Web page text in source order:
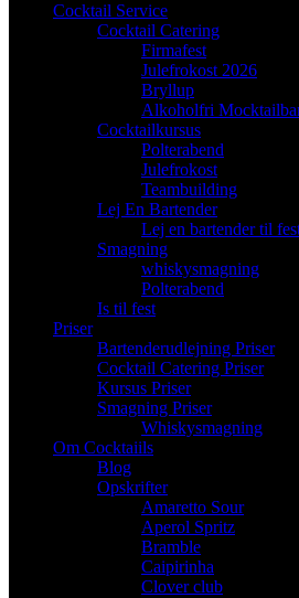
Cocktail Service
Cocktail Catering
Firmafest
Julefrokost 2026
Bryllup
Alkoholfri
Cocktailkursus
Polterabend
Julefrokost
Teambuilding
Lej En Bartender
Lej en bartender til
Smagning
whiskysmagning
Polterabend
Is til fest
Priser
Bartenderudlejning Priser
Cocktail Catering Priser
Kursus Priser
Smagning Priser
Whiskysmagning
Om Cocktaiils
Blog
Opskrifter
Amaretto Sour
Aperol Spritz
Bramble
Caipirinha
Clover club